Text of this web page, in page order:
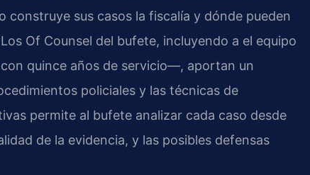
sus casos la fiscalía y dónde pueden
Of Counsel del bufete, incluyendo a el equipo
quince años de servicio—, aportan un
policiales y las técnicas de
permite al bufete analizar cada caso desde
de la evidencia, y las posibles defensas